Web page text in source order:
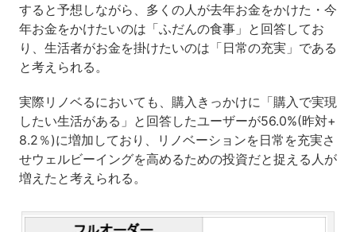
すると予想しながら、多くの人が去年お金をかけた・今
年お金をかけたいのは「ふだんの食事」と回答してお
り、生活者がお金を掛けたいのは「日常の充実」である
と考えられる。
実際リノベるにおいても、購入きっかけに「購入で実現
したい生活がある」と回答したユーザーが56.0%(昨対+
8.2％)に増加しており、リノベーションを日常を充実さ
せウェルビーイングを高めるための投資だと捉える人が
増えたと考えられる。